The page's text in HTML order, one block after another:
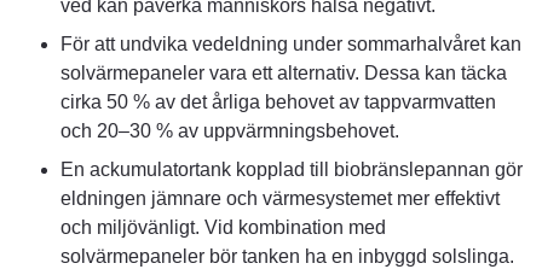
ved kan påverka människors hälsa negativt.
För att undvika vedeldning under sommarhalvåret kan
solvärmepaneler vara ett alternativ. Dessa kan täcka
cirka 50 % av det årliga behovet av tappvarmvatten
och 20–30 % av uppvärmningsbehovet.
En ackumulatortank kopplad till biobränslepannan gör
eldningen jämnare och värmesystemet mer effektivt
och miljövänligt. Vid kombination med
solvärmepaneler bör tanken ha en inbyggd solslinga.